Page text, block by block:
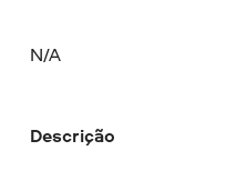
N/A
Descrição